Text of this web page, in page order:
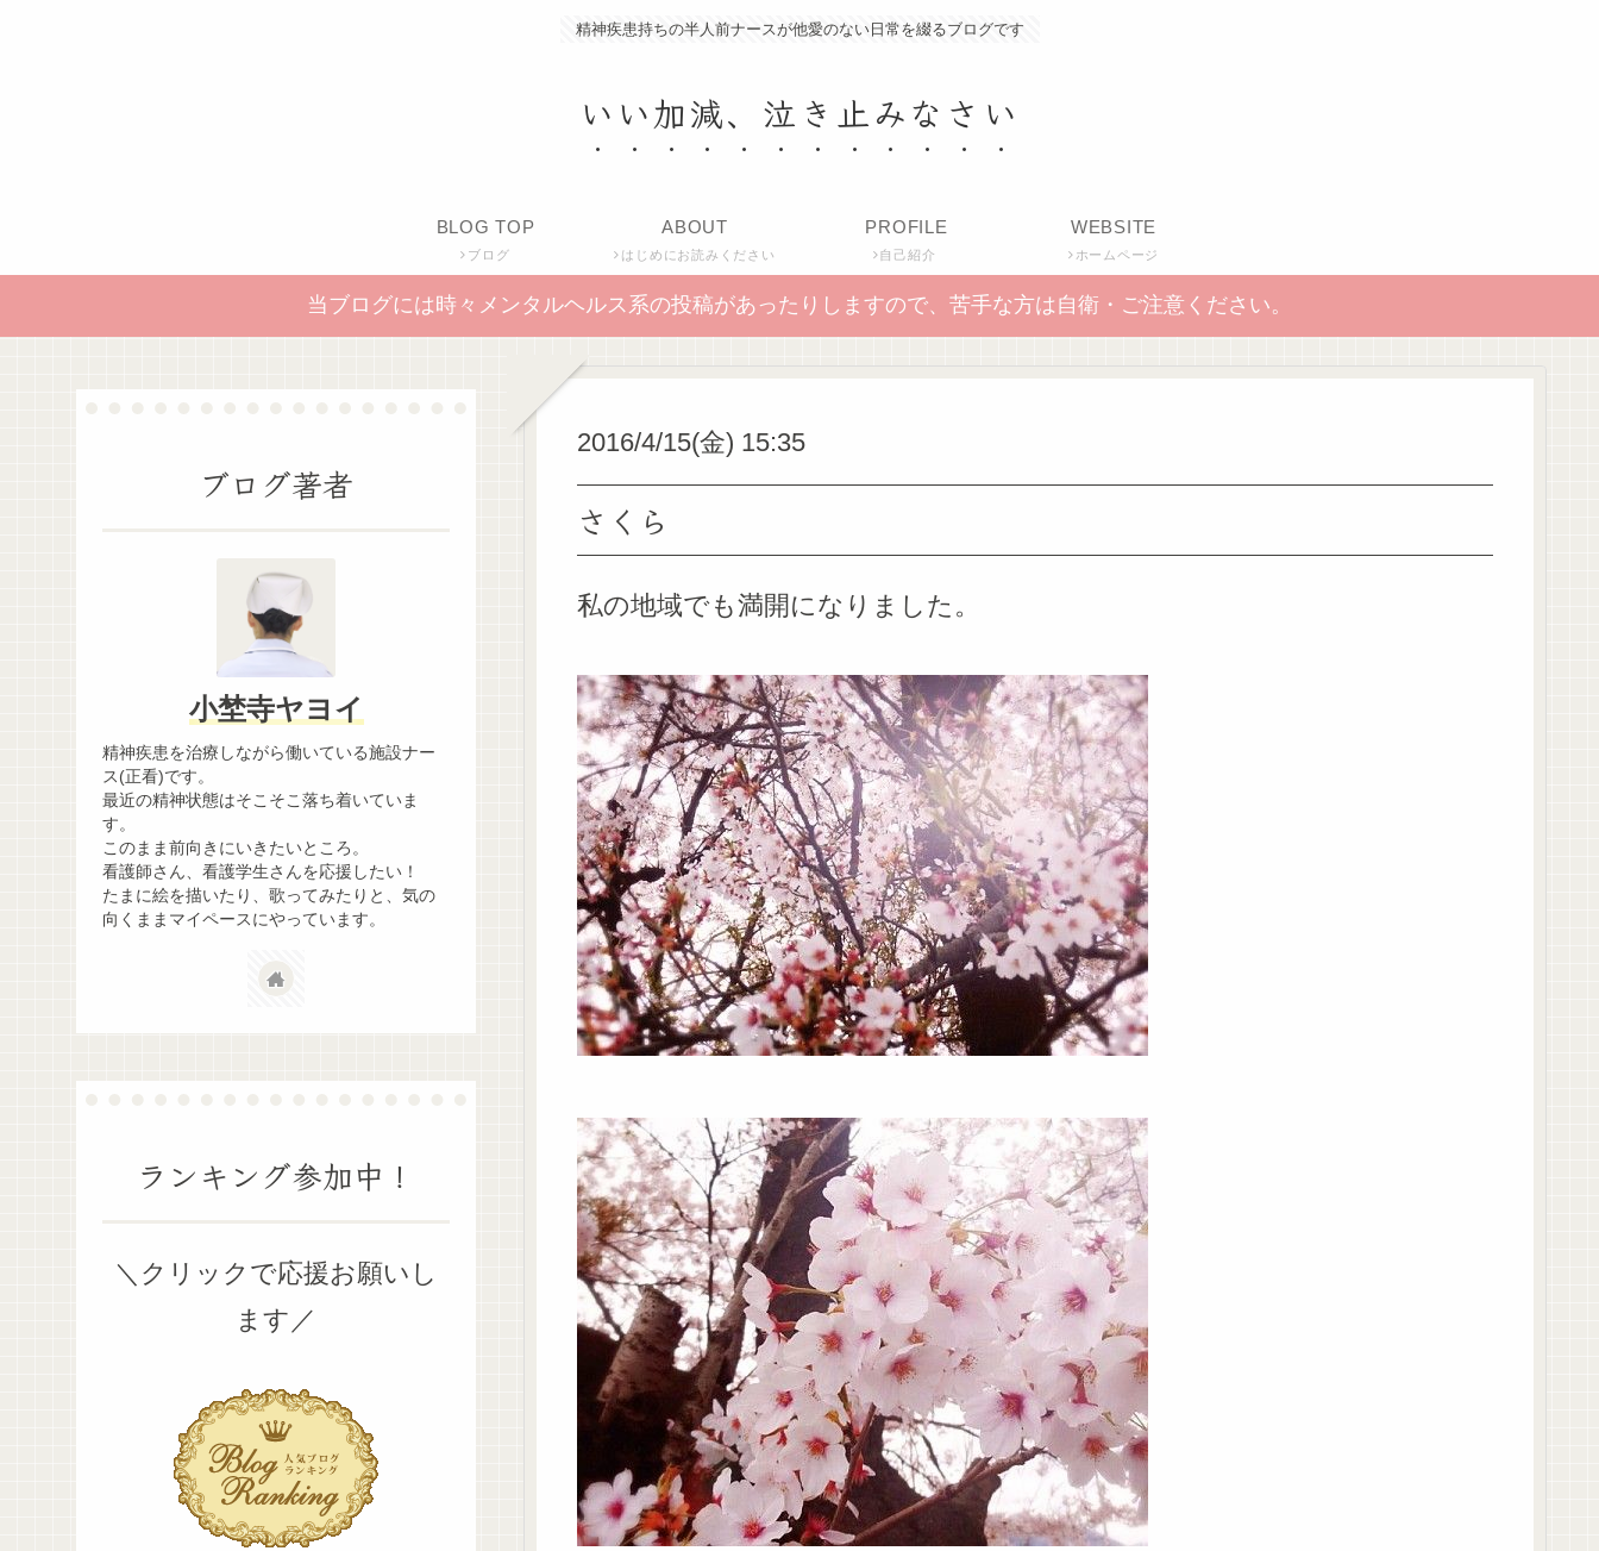
精神疾患持ちの半人前ナースが他愛のない日常を綴るブログです
いい加減、泣き止みなさい
BLOG TOP
ブログ
ABOUT
はじめにお読みください
PROFILE
自己紹介
WEBSITE
ホームページ
当ブログには時々メンタルヘルス系の投稿があったりしますので、苦手な方は自衛・ご注意ください。
2016/4/15(金) 15:35
さくら
私の地域でも満開になりました。
ブログ著者
小埜寺ヤヨイ
精神疾患を治療しながら働いている施設ナー
ス(正看)です。
最近の精神状態はそこそこ落ち着いていま
す。
このまま前向きにいきたいところ。
看護師さん、看護学生さんを応援したい！
たまに絵を描いたり、歌ってみたりと、気の
向くままマイペースにやっています。
ランキング参加中！
＼クリックで応援お願いし
ます／